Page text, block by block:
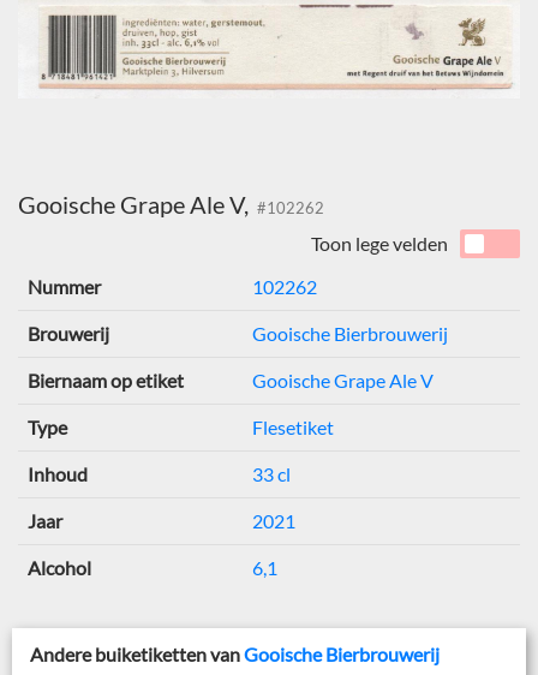
Gooische Grape Ale V, #102262
Toon lege velden
Nummer
102262
Brouwerij Gooische Bierbrouwerij
Biernaam op etiket Gooische Grape Ale V
Type Flesetiket
Inhoud 33 cl
Jaar 2021
Alcohol 6,1
Andere buiketiketten vanGooische Bierbrouwerij